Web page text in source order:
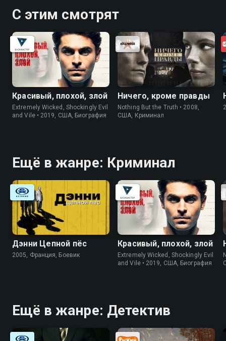
С этим смотрят
Красивый, плохой, злой
Extremely Wicked, Shockingly Evil
and Vile • 2019, США, Биография
Ничего, кроме правды
Nothing But the Truth • 2008,
США, Криминал
Ещё в жанре: Криминал
Дэнни Цепной пёс
2005, Франция, Боевик
Красивый, плохой, злой
Extremely Wicked, Shockingly Evil
and Vile • 2019, США, Биография
Ещё в жанре: Детектив